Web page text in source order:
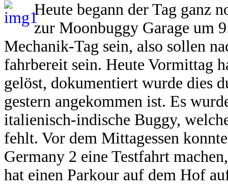
Heute begann der Tag ganz
zur Moonbuggy Garage um
Mechanik-Tag sein, also sollen
fahrbereit sein. Heute Vormittag
gelöst, dokumentiert wurde dies
gestern angekommen ist. Es
italienisch-indische Buggy,
fehlt. Vor dem Mittagessen
Germany 2 eine Testfahrt
hat einen Parkour auf dem Hof